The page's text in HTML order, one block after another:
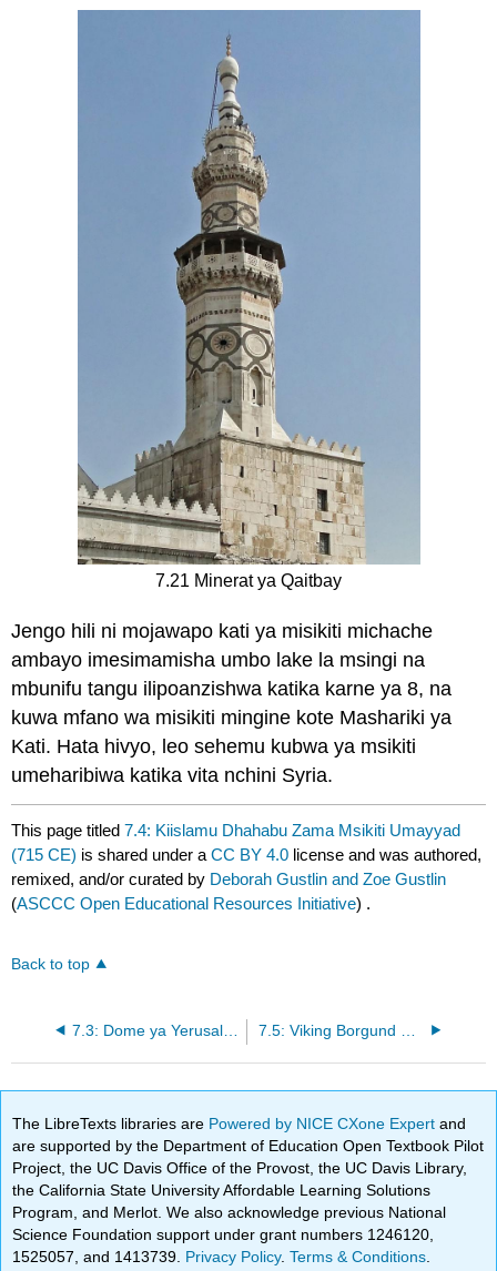
7.21 Minerat ya Qaitbay
Jengo hili ni mojawapo kati ya misikiti michache
ambayo imesimamisha umbo lake la msingi na
mbunifu tangu ilipoanzishwa katika karne ya 8, na
kuwa mfano wa misikiti mingine kote Mashariki ya
Kati. Hata hivyo, leo sehemu kubwa ya msikiti
umeharibiwa katika vita nchini Syria.
This page titled7.4: Kiislamu Dhahabu Zama Msikiti Umayyad
(715 CE) is shared under aCC BY 4.0 license and was authored,
remixed, and/or curated by Deborah Gustlin and Zoe Gustlin
(ASCCC Open Educational Resources Initiative) .
Back to top
7.3: Dome ya Yerusalemu ya Mwamba (691 CE)
The LibreTexts libraries are Powered by NICE CXone Expertand
are supported by the Department of Education Open Textbook Pilot
Project, the UC Davis Office of the Provost, the UC Davis Library,
the California State University Affordable Learning Solutions
Program, and Merlot. We also acknowledge previous National
Science Foundation support under grant numbers 1246120,
1525057, and 1413739. Privacy Policy.Terms & Conditions